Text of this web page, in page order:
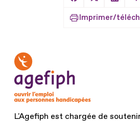
Partager sur
Partager sur
Imprimer/
L'Agefiph est chargée de